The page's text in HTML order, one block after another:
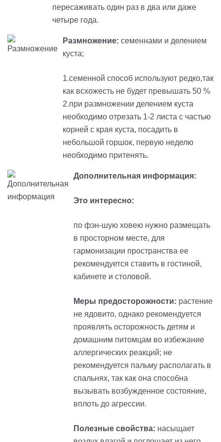
пересаживать один раз в два или даже
четыре года.
Размножение: семеннами и делением
куста;
1.семенной способ используют редко,так
как всхожесть не будет превышать 50 %
2.при размножении делением куста
необходимо отрезать 1-2 листа с частью
корней с края куста, посадить в
небольшой горшок, первую неделю
необходимо притенять.
Дополнительная информация:
Это интересно:
по фэн-шую ховею нужно размещать
в просторном месте, для
гармонизации пространства ее
рекомендуется ставить в гостиной,
кабинете и столовой.
Меры предосторожности: растение
не ядовито, однако рекомендуется
проявлять осторожность детям и
домашним питомцам во избежание
аллергических реакций; не
рекомендуется пальму располагать в
спальнях, так как она способна
вызывать возбужденное состояние,
вплоть до агрессии.
Полезные свойства: насыщает